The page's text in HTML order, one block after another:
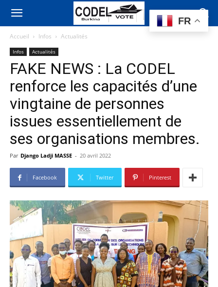
Accueil Infos Actualités
Infos Actualités
FAKE NEWS : La CODEL
renforce les capacités d’une
vingtaine de personnes
issues essentiellement de
ses organisations membres.
Par Django Ladji MASSE - 20 avril 2022
Facebook Twitter Pinterest
FR